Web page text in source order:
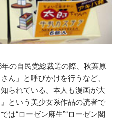
の自民党総裁選の際、秋葉原
ん」と呼びかけを行うなど、
られている。本人も漫画が大
という美少女系作品の読者で
は“ローゼン麻生”“ローゼン閣